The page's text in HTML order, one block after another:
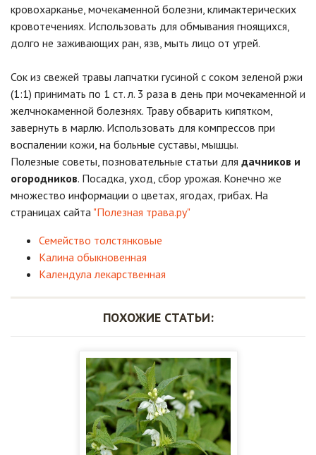
кровохарканье, мочекаменной болезни, климактерических
кровотечениях. Использовать для обмывания гноящихся,
долго не заживающих ран, язв, мыть лицо от угрей.
Сок из свежей травы лапчатки гусиной с соком зеленой ржи
(1:1) принимать по 1 ст. л. 3 раза в день при мочекаменной и
желчнокаменной болезнях. Траву обварить кипятком,
завернуть в марлю. Использовать для компрессов при
воспалении кожи, на больные суставы, мышцы.
Полезные советы, позновательные статьи для дачников и
огородников. Посадка, уход, сбор урожая. Конечно же
множество информации о цветах, ягодах, грибах. На
страницах сайта "Полезная трава.ру"
Семейство толстянковые
Калина обыкновенная
Календула лекарственная
ПОХОЖИЕ СТАТЬИ: